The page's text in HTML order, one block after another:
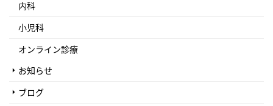
内科
小児科
オンライン診療
お知らせ
ブログ